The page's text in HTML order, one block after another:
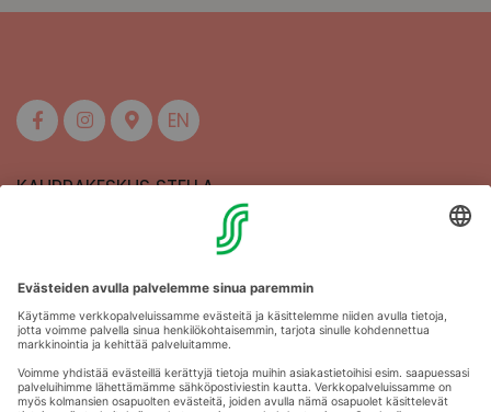
EN
KAUPPAKESKUS STELLA
Aukioloajat
Anna palautetta
Kartat